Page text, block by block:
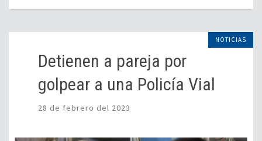
NOTICIAS
Detienen a pareja por
golpear a una Policía Vial
28 de febrero del 2023